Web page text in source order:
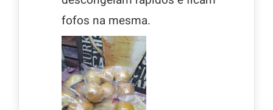
fofos na mesma.